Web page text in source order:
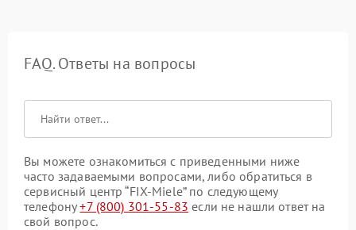
FAQ. Ответы на вопросы
Вы можете ознакомиться с приведенными ниже
часто задаваемыми вопросами, либо обратиться в
сервисный центр “FIX-Miele” по следующему
телефону+7 (800) 301-55-83 если не нашли ответ на
свой вопрос.